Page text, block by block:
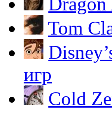
Tom
игр
Cold